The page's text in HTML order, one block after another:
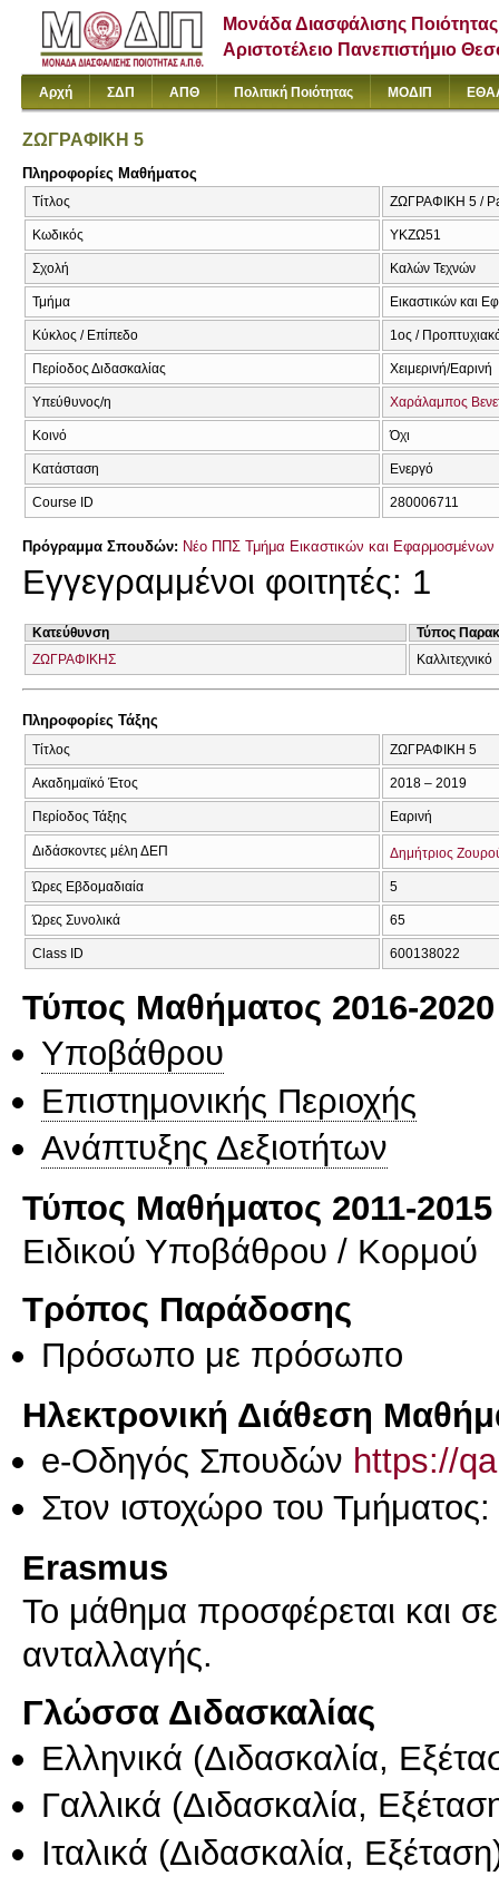
Μονάδα Διασφάλισης Ποιότητας
Αριστοτέλειο Πανεπιστήμιο
Αρχή ΣΔΠ ΑΠΘ Πολιτική Ποιότητας ΜΟΔΙΠ
ΖΩΓΡΑΦΙΚΗ 5
Πληροφορίες Μαθήματος
Τίτλος ΖΩΓΡΑΦΙΚΗ 5 /
Κωδικός ΥΚΖΩ51
Σχολή Καλών Τεχνών
Τμήμα Εικαστικών και
Κύκλος / Επίπεδο 1ος /
Περίοδος Διδασκαλίας Χειμερινή/Εαρινή
Υπεύθυνος/η Χαράλαμπος
Κοινό Όχι
Κατάσταση Ενεργό
Course ID 280006711
Πρόγραμμα Σπουδών: Νέο ΠΠΣ Τμήμα Εικαστικών και
Εγγεγραμμένοι φοιτητές: 1
Κατεύθυνση
Τύπος
ΖΩΓΡΑΦΙΚΗΣ
Καλλιτεχνικό
Πληροφορίες Τάξης
Τίτλος ΖΩΓΡΑΦΙΚΗ 5
Ακαδημαϊκό Έτος 2018 – 2019
Περίοδος Τάξης Εαρινή
Διδάσκοντες μέλη ΔΕΠ Δημήτριος
Ώρες Εβδομαδιαία 5
Ώρες Συνολικά 65
Class ID 600138022
Τύπος Μαθήματος 2016-2020
Υποβάθρου
Επιστημονικής Περιοχής
Ανάπτυξης Δεξιοτήτων
Τύπος Μαθήματος 2011-2015
Ειδικού Υποβάθρου / Κορμού
Τρόπος Παράδοσης
Πρόσωπο με πρόσωπο
Ηλεκτρονική Διάθεση
e-Οδηγός Σπουδών https://
Στον ιστοχώρο του Τμήματος:
Erasmus
Το μάθημα προσφέρεται και
ανταλλαγής.
Γλώσσα Διδασκαλίας
Ελληνικά (Διδασκαλία,
Γαλλικά (Διδασκαλία,
Ιταλικά (Διδασκαλία,